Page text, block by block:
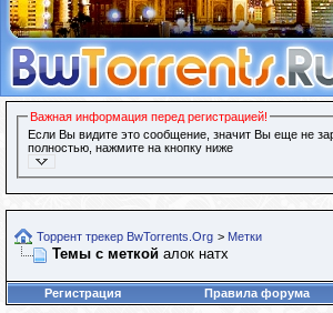
Важная информация перед регистрацией!
Если Вы видите это сообщение, значит Вы еще не
полностью, нажмите на кнопку ниже
Торрент трекер BwTorrents.Org > Метки
Темы с меткой алок натх
Регистрация Правила форума